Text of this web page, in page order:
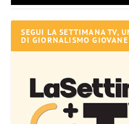
SEGUI LA SETTIMANA TV,
DI GIORNALISMO